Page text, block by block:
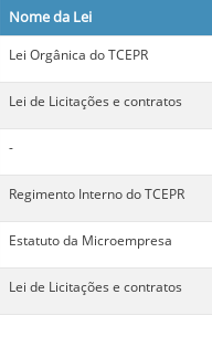
Nome da Lei
Lei Orgânica do TCEPR
Lei de Licitações e contratos
-
Regimento Interno do TCEPR
Estatuto da Microempresa
Lei de Licitações e contratos